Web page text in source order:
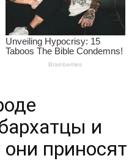
и
приносят